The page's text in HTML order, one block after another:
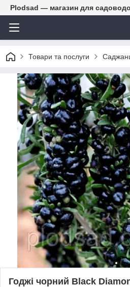
Plodsad — магазин для
Товари та послуги
Годжі чорний Black